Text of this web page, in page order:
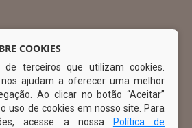
Cidadão – SIC
COOKIES
de terceiros que utilizam cookies.
ajudam a oferecer uma melhor
Ao clicar no botão “Aceitar”
uso de cookies em nosso site. Para
acesse a nossa
Política de